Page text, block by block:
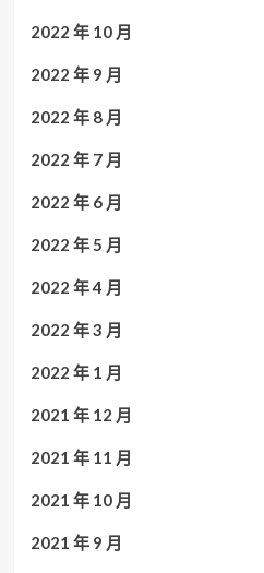
2022 年 10 月
2022 年 9 月
2022 年 8 月
2022 年 7 月
2022 年 6 月
2022 年 5 月
2022 年 4 月
2022 年 3 月
2022 年 1 月
2021 年 12 月
2021 年 11 月
2021 年 10 月
2021 年 9 月